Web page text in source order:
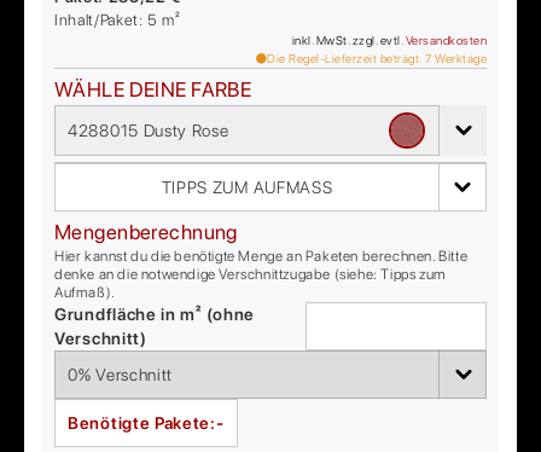
Inhalt/Paket: 5 m²
inkl. MwSt. zzgl. evtl. Versandkosten
Die Regel-Lieferzeit beträgt: 7 Werktage
WÄHLE DEINE FARBE
4288015 Dusty Rose
TIPPS ZUM AUFMASS
Mengenberechnung
Hier kannst du die benötigte Menge an Paketen berechnen. Bitte
denke an die notwendige Verschnittzugabe (siehe: Tipps zum
Aufmaß).
Grundfläche in m² (ohne
Verschnitt)
Benötigte Pakete:-